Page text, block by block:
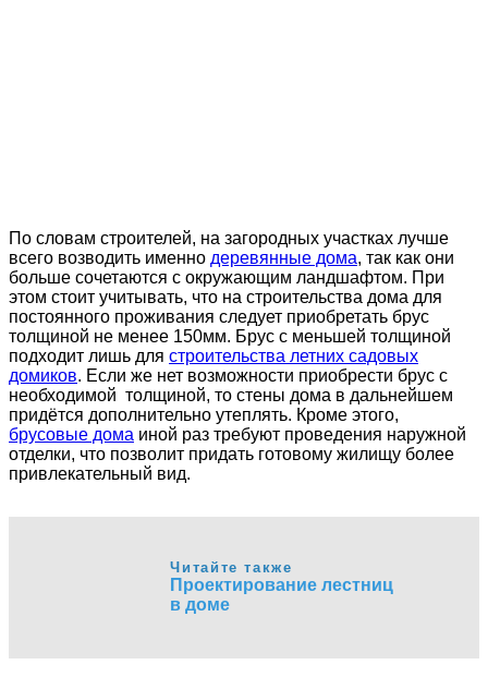
По словам строителей, на загородных участках лучше
всего возводить именно деревянные дома, так как они
больше сочетаются с окружающим ландшафтом. При
этом стоит учитывать, что на строительства дома для
постоянного проживания следует приобретать брус
толщиной не менее 150мм. Брус с меньшей толщиной
подходит лишь для строительства летних садовых
домиков. Если же нет возможности приобрести брус с
необходимой толщиной, то стены дома в дальнейшем
придётся дополнительно утеплять. Кроме этого,
брусовые дома иной раз требуют проведения наружной
отделки, что позволит придать готовому жилищу более
привлекательный вид.
Читайте также
Проектирование лестниц
в доме